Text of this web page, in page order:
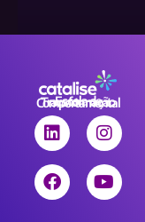
Escola de Transformação Comportamental